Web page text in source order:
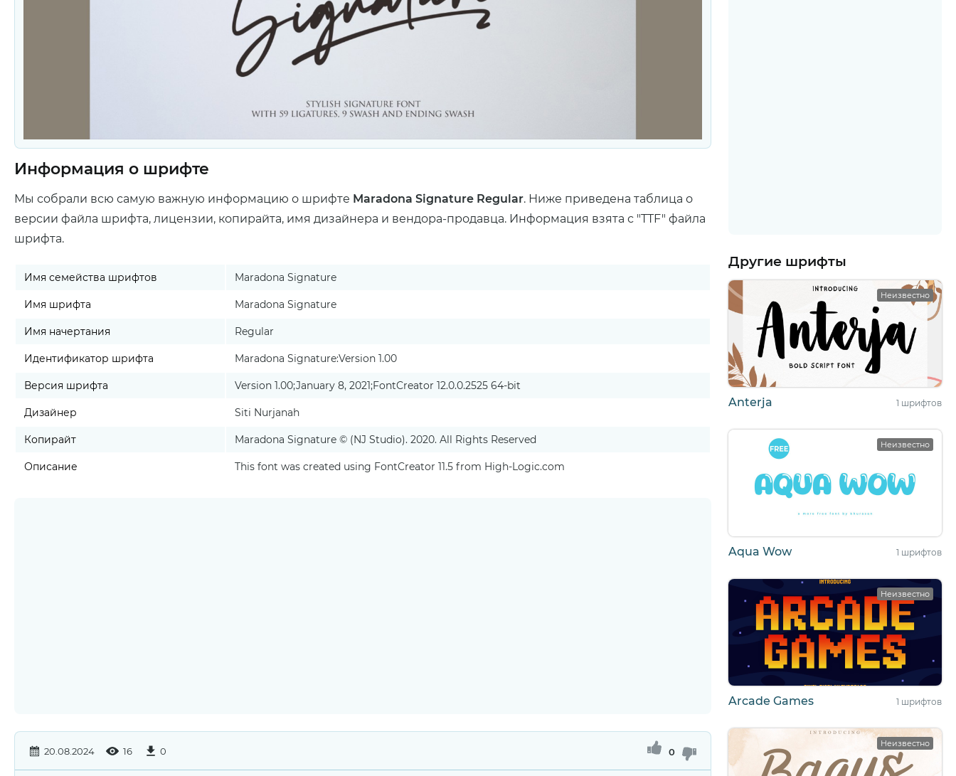
Информация о шрифте
Мы собрали всю самую важную информацию о шрифте Maradona Signature Regular. Ниже приведена таблица о
версии файла шрифта, лицензии, копирайта, имя дизайнера и вендора-продавца. Информация взята с "TTF" файла
шрифта.
Имя семейства шрифтов Maradona Signature
Имя шрифта Maradona Signature
Имя начертания Regular
Идентификатор шрифта Maradona Signature:Version 1.00
Версия шрифта Version 1.00;January 8, 2021;FontCreator 12.0.0.2525 64-bit
Дизайнер Siti Nurjanah
Копирайт Maradona Signature © (NJ Studio). 2020. All Rights Reserved
Описание This font was created using FontCreator 11.5 from High-Logic.com
20.08.2024 16 0 0
Другие шрифты
Неизвестно
Anterja 1 шрифтов
Неизвестно
Aqua Wow 1 шрифтов
Неизвестно
Arcade Games 1 шрифтов
Неизвестно